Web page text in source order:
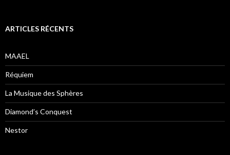
ARTICLES RÉCENTS
MAAEL
Réquiem
La Musique des Sphères
Diamond’s Conquest
Nestor